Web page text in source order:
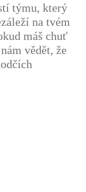
týmu, který
na tvém
máš chuť
vědět, že